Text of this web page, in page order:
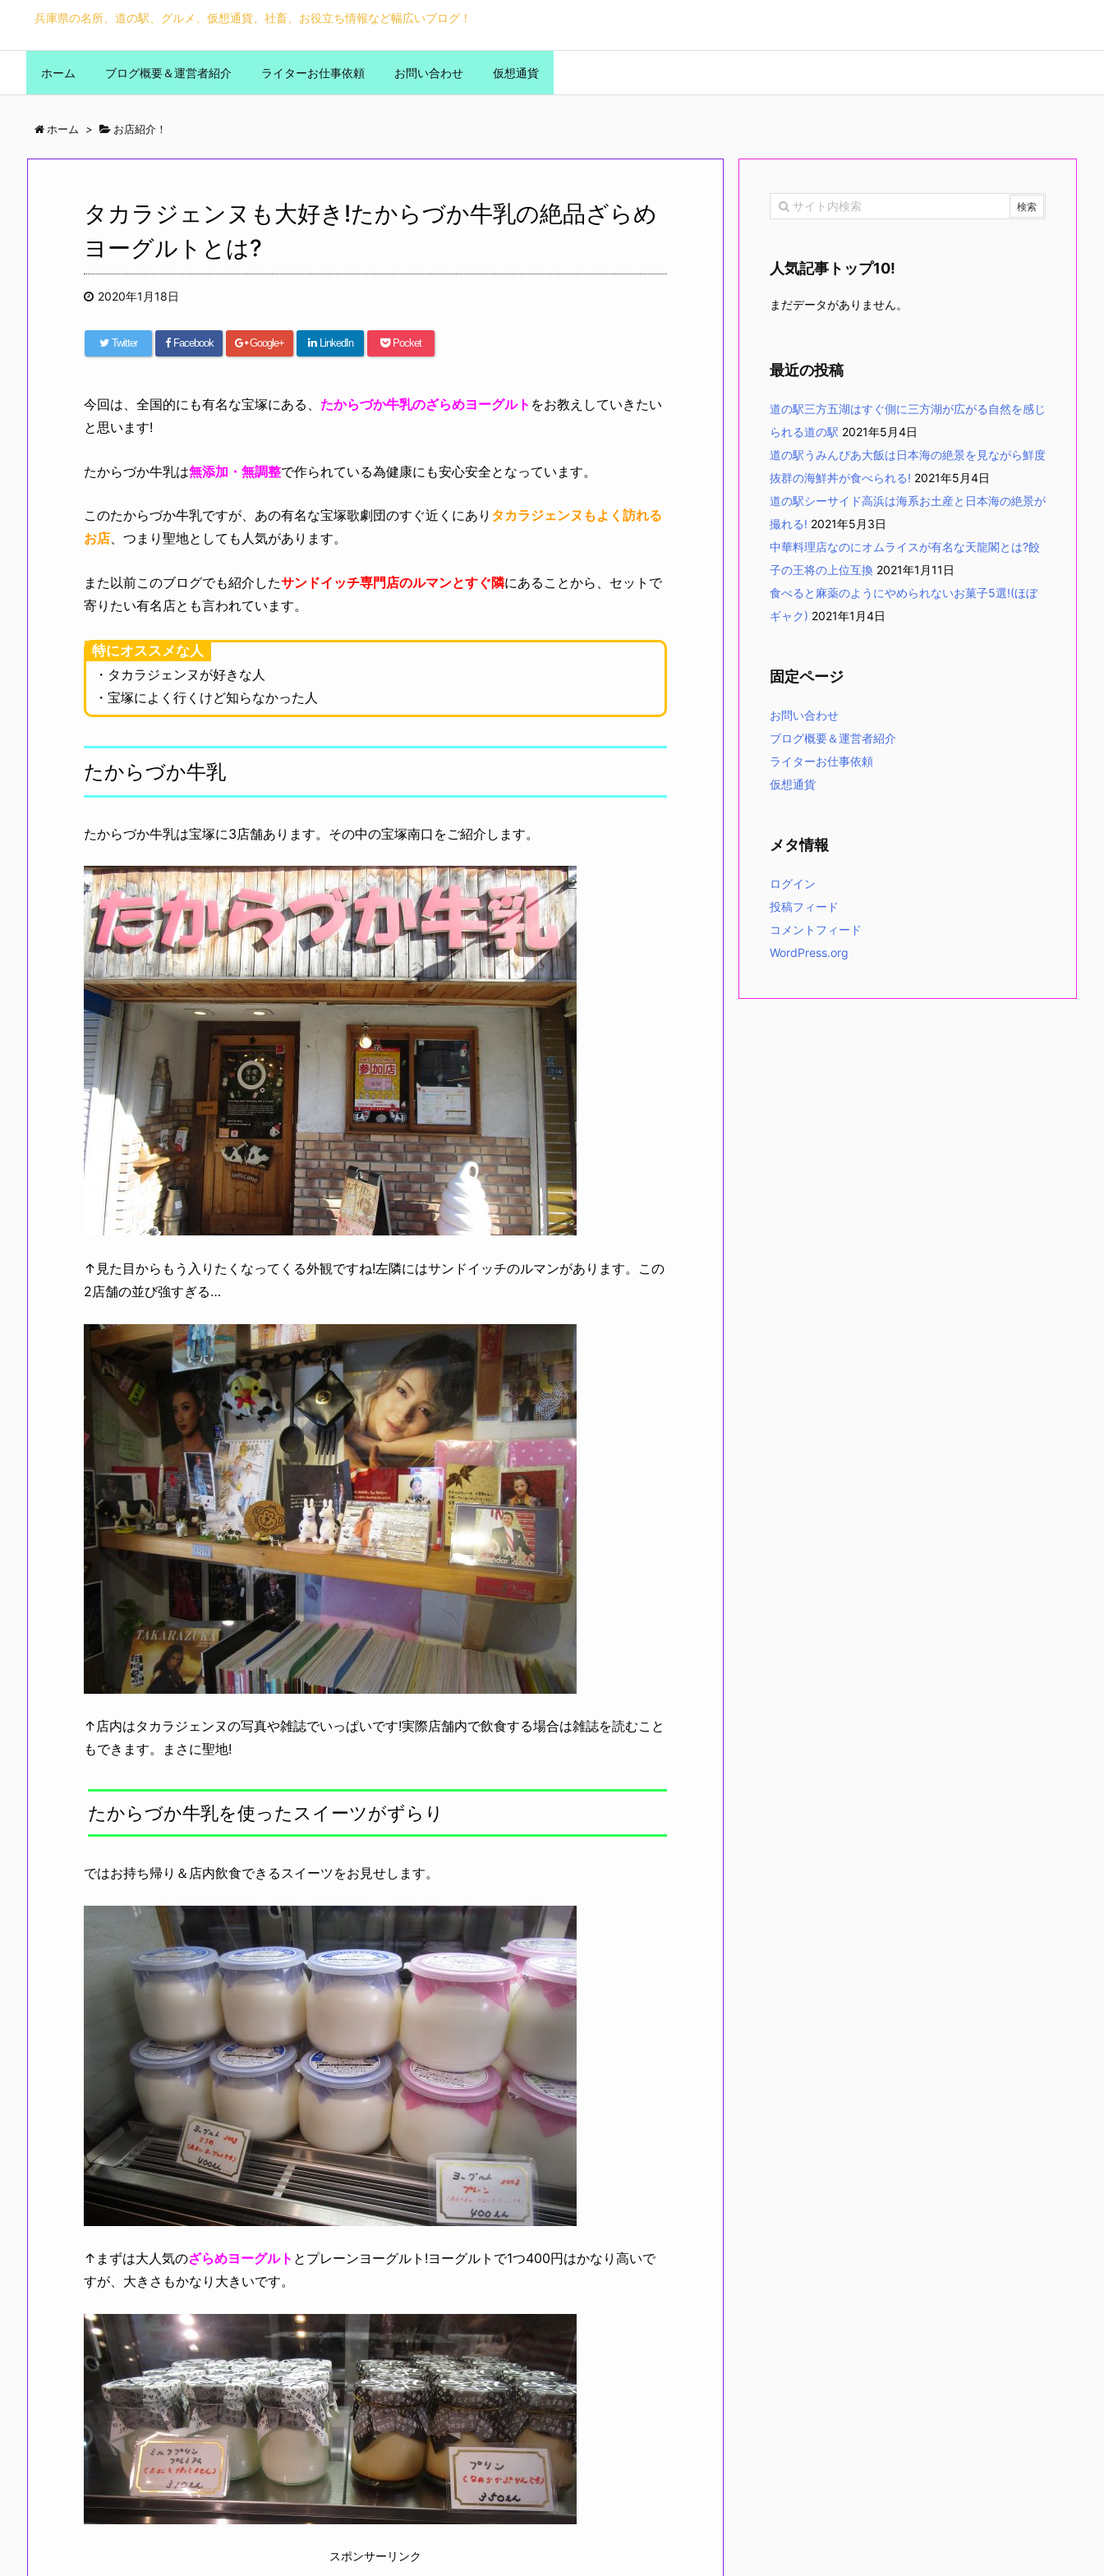
兵庫県の名所、道の駅、グルメ、仮想通貨、社畜、お役立ち情報など幅広いブログ！
ホーム ブログ概要＆運営者紹介 ライターお仕事依頼 お問い合わせ 仮想通貨
ホーム > お店紹介！
タカラジェンヌも大好き!たからづか牛乳の絶品ざらめ
ヨーグルトとは?
2020年1月18日
Twitter Facebook Google+ LinkedIn Pocket
今回は、全国的にも有名な宝塚にある、 たからづか牛乳のざらめヨーグルト をお教えしていきたい
と思います!
たからづか牛乳は無添加・無調整で作られている為健康にも安心安全となっています。
このたからづか牛乳ですが、あの有名な宝塚歌劇団のすぐ近くにあり タカラジェンヌもよく訪れる
お店、つまり聖地としても人気があります。
また以前このブログでも紹介したサンドイッチ専門店のルマンとすぐ隣にあることから、セットで
寄りたい有名店とも言われています。
特にオススメな人
・タカラジェンヌが好きな人
・宝塚によく行くけど知らなかった人
たからづか牛乳
たからづか牛乳は宝塚に3店舗あります。その中の宝塚南口をご紹介します。
↑見た目からもう入りたくなってくる外観ですね!左隣にはサンドイッチのルマンがあります。この
2店舗の並び強すぎる…
↑店内はタカラジェンヌの写真や雑誌でいっぱいです!実際店舗内で飲食する場合は雑誌を読むこと
もできます。まさに聖地!
たからづか牛乳を使ったスイーツがずらり
ではお持ち帰り＆店内飲食できるスイーツをお見せします。
↑まずは大人気のざらめヨーグルト とプレーンヨーグルト!ヨーグルトで1つ400円はかなり高いで
すが、大きさもかなり大きいです。
スポンサーリンク
人気記事トップ10!
まだデータがありません。
最近の投稿
道の駅三方五湖はすぐ側に三方湖が広がる自然を感じ
られる道の駅 2021年5月4日
道の駅うみんぴあ大飯は日本海の絶景を見ながら鮮度
抜群の海鮮丼が食べられる! 2021年5月4日
道の駅シーサイド高浜は海系お土産と日本海の絶景が
撮れる! 2021年5月3日
中華料理店なのにオムライスが有名な天龍閣とは?餃
子の王将の上位互換 2021年1月11日
食べると麻薬のようにやめられないお菓子5選!(ほぼ
ギャク) 2021年1月4日
固定ページ
お問い合わせ
ブログ概要＆運営者紹介
ライターお仕事依頼
仮想通貨
メタ情報
ログイン
投稿フィード
コメントフィード
WordPress.org